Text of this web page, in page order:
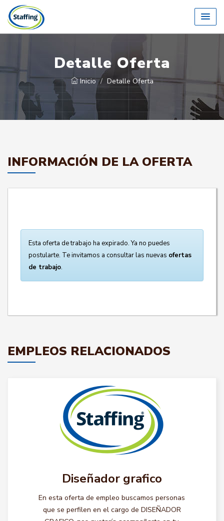
Detalle Oferta
Inicio Detalle Oferta
INFORMACIÓN DE LA OFERTA
Esta oferta de trabajo ha expirado. Ya no puedes
postularte. Te invitamos a consultar las nuevas ofertas
de trabajo.
EMPLEOS RELACIONADOS
Diseñador grafico
En esta oferta de empleo buscamos personas
que se perfilen en el cargo de DISEÑADOR